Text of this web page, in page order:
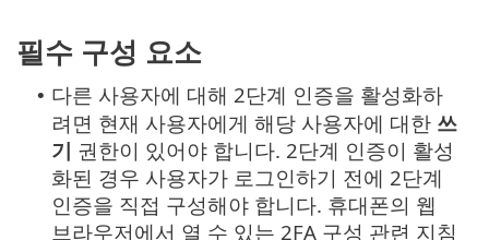
필수 구성 요소
• 다른 사용자에 대해 2단계 인증을 활성화하
려면 현재 사용자에게 해당 사용자에 대한 쓰
기 권한이 있어야 합니다. 2단계 인증이 활성
화된 경우 사용자가 로그인하기 전에 2단계
인증을 직접 구성해야 합니다. 휴대폰의 웹
브라우저에서 열 수 있는 2FA 구성 관련 지침